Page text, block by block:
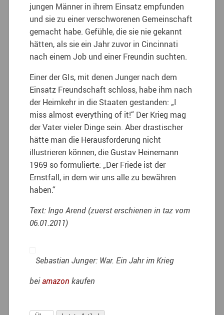
jungen Männer in ihrem Einsatz empfunden
und sie zu einer verschworenen Gemeinschaft
gemacht habe. Gefühle, die sie nie gekannt
hätten, als sie ein Jahr zuvor in Cincinnati
nach einem Job und einer Freundin suchten.
Einer der GIs, mit denen Junger nach dem
Einsatz Freundschaft schloss, habe ihm nach
der Heimkehr in die Staaten gestanden: „I
miss almost everything of it!“ Der Krieg mag
der Vater vieler Dinge sein. Aber drastischer
hätte man die Herausforderung nicht
illustrieren können, die Gustav Heinemann
1969 so formulierte: „Der Friede ist der
Ernstfall, in dem wir uns alle zu bewähren
haben.“
Text: Ingo Arend (zuerst erschienen in taz vom
06.01.2011)
Sebastian Junger: War. Ein Jahr im Krieg
beiamazon kaufen